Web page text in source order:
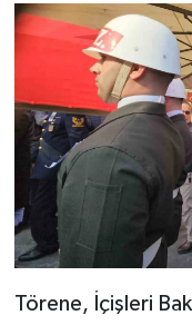
Törene, İçişleri